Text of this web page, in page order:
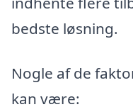
bedste løsning.
Nogle af de
kan være: